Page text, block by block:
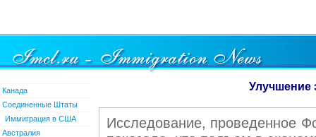
Канада
Соединенные Штаты
Иммиграция в США
Австралия
Улучшение
Исследование, проведенное